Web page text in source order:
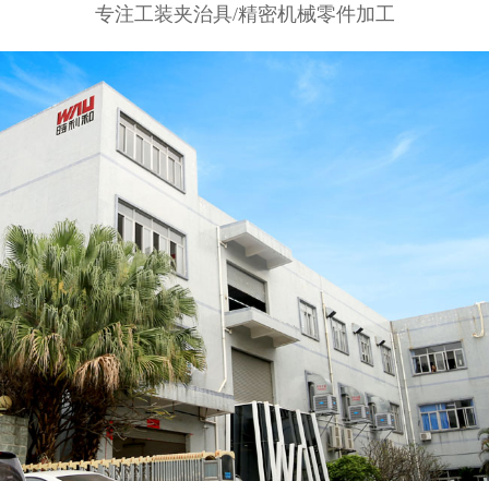
专注工装夹治具/精密机械零件加工